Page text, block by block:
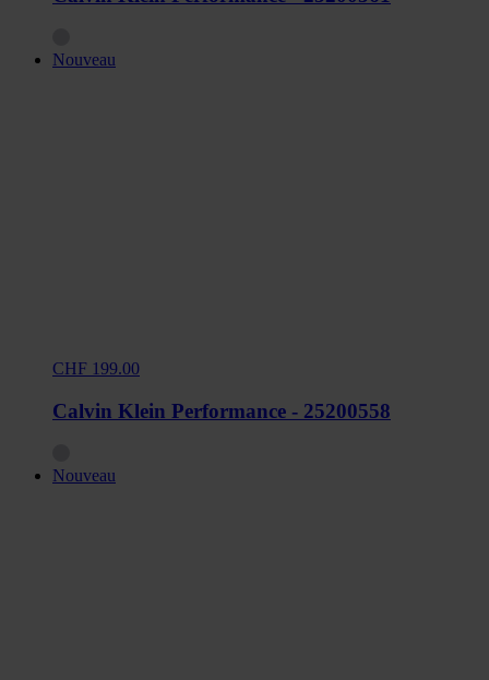
Nouveau
CHF 199.00
Calvin Klein Performance - 25200558
Nouveau